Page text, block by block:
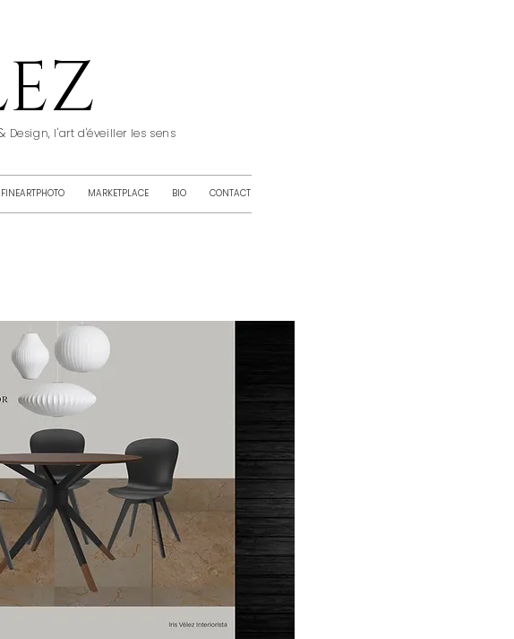
Design, l'art d'éveiller les sens
FINEARTPHOTO MARKETPLACE BIO CONTACT